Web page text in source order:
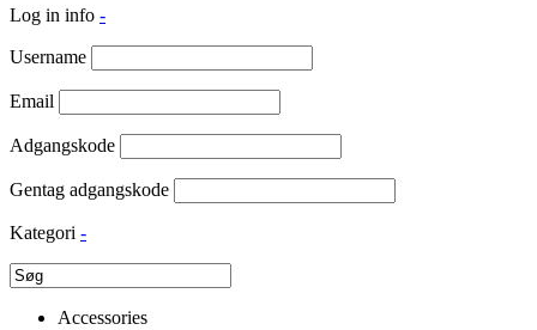
Log in info -
Username
Email
Adgangskode
Gentag adgangskode
Kategori -
Accessories